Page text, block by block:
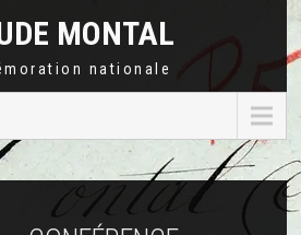
MONTAL
nationale